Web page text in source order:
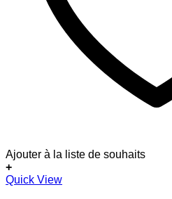
Ajouter à la liste de souhaits
+
Quick View